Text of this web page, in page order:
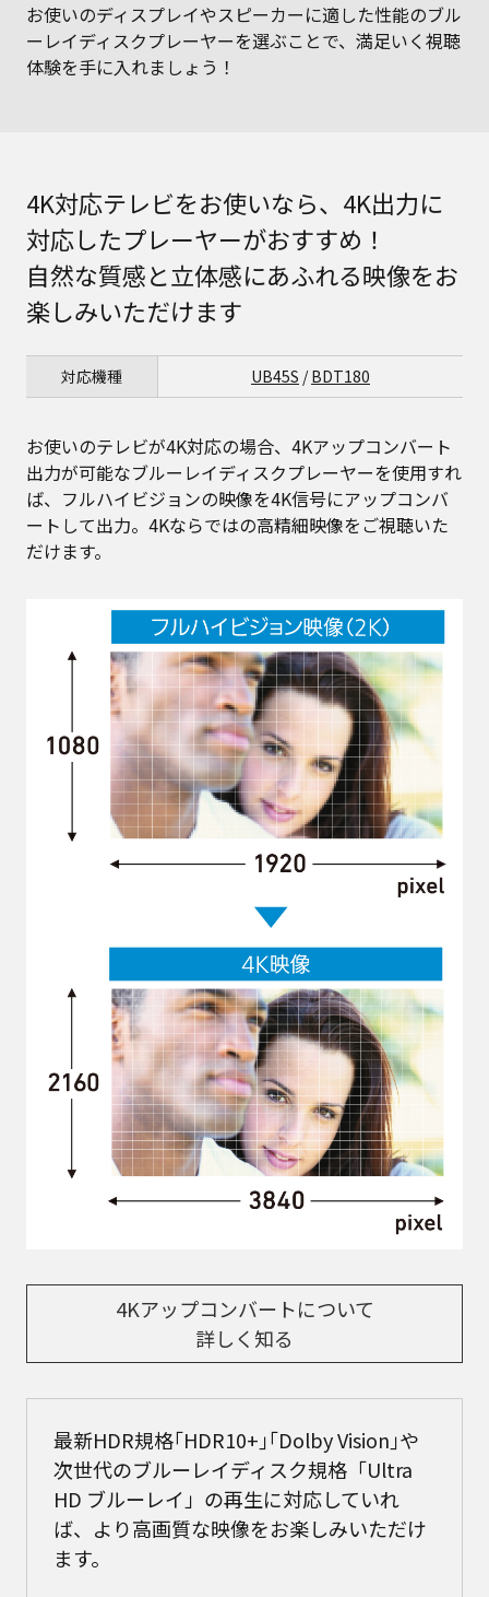
お使いのディスプレイやスピーカーに適した性能のブル
ーレイディスクプレーヤーを選ぶことで、満足いく視聴
体験を手に入れましょう！
4K対応テレビをお使いなら、4K出力に
対応したプレーヤーがおすすめ！
自然な質感と立体感にあふれる映像をお
楽しみいただけます
対応機種 UB45S /BDT180
お使いのテレビが4K対応の場合、4Kアップコンバート
出力が可能なブルーレイディスクプレーヤーを使用すれ
ば、フルハイビジョンの映像を4K信号にアップコンバ
ートして出力。4Kならではの高精細映像をご視聴いた
だけます。
4Kアップコンバートについて
詳しく知る
最新HDR規格｢HDR10+｣｢Dolby Vision｣や
次世代のブルーレイディスク規格「Ultra
HD ブルーレイ」の再生に対応していれ
ば、 より高画質な映像をお楽しみいただけ
ます。